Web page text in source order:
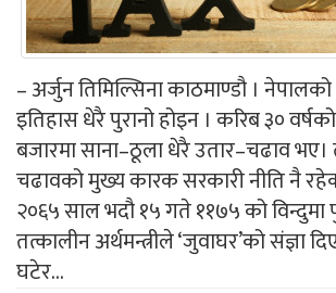
– अर्जुन तिमिल्सिना काठमाण्डौ ।
इतिहास धेरै पुरानो होइन । करिब ३०
बजारमा साना–ठूला धेरै उतार–चढाव भए।
चढावको मुख्य कारक सरकारी नीति नै
२०६५ साल भदौ १५ गते ११७५ को
तत्कालीन अर्थमन्त्रीले ‘जुवाघर’को संज्ञा
घटेर...